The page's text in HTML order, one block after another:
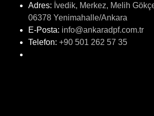
Adres: İvedik, Merkez, Melih
06378 Yenimahalle/Ankara
E-Posta: info@ankaradpf.com.tr
Telefon: +90 501 262 57 35